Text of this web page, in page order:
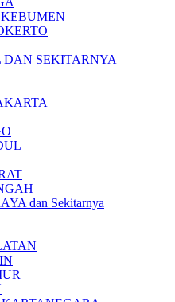
DAN SEKITARNYA
dan Sekitarnya